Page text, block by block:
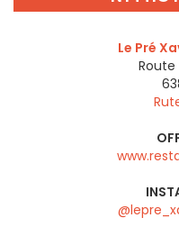
Le Pré
Route